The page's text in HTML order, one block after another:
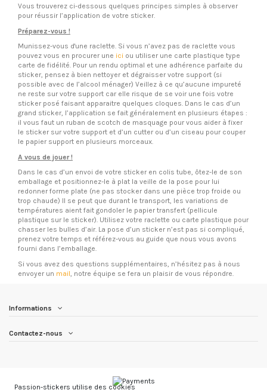
Vous trouverez ci-dessous quelques principes simples à observer
pour réussir l’application de votre sticker.
Préparez-vous !
Munissez-vous d'une raclette. Si vous n’avez pas de raclette vous
pouvez vous en procurer une ici ou utiliser une carte plastique type
carte de fidélité. Pour un rendu optimal et une adhérence parfaite du
sticker, pensez à bien nettoyer et dégraisser votre support (si
possible avec de l’alcool ménager) Veillez à ce qu’aucune impureté
ne reste sur votre support car elle risque de se voir une fois votre
sticker posé faisant apparaitre quelques cloques. Dans le cas d’un
grand sticker, l’application se fait généralement en plusieurs étapes :
il vous faut un ruban de scotch de masquage pour vous aider à fixer
le sticker sur votre support et d’un cutter ou d’un ciseau pour couper
le papier support en plusieurs morceaux.
A vous de jouer !
Dans le cas d’un envoi de votre sticker en colis tube, ôtez-le de son
emballage et positionnez-le à plat la veille de la pose pour lui
redonner forme plate (ne pas stocker dans une pièce trop froide ou
trop chaude) Il se peut que durant le transport, les variations de
températures aient fait gondoler le papier transfert (pellicule
plastique sur le sticker). Utilisez votre raclette ou carte plastique pour
chasser les bulles d’air. La pose d’un sticker n’est pas si compliqué,
prenez votre temps et référez-vous au guide que nous vous avons
fourni dans l’emballage.
Si vous avez des questions supplémentaires, n’hésitez pas à nous
envoyer un mail, notre équipe se fera un plaisir de vous répondre.
Informations
Contactez-nous
Passion-stickers utilise des cookies